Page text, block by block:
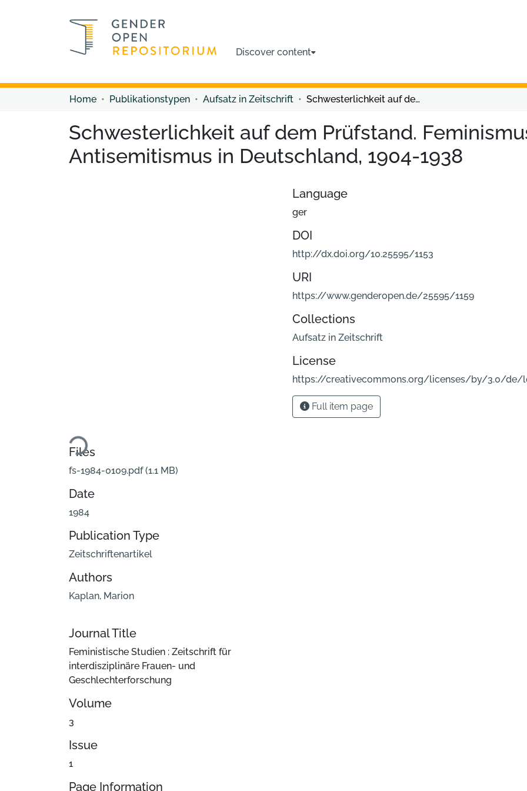
Discover content
Home Publikationstypen Aufsatz in Zeitschrift Schwesterlichkeit auf dem Prüfstand. Feminismus und Antisemitismus in Deutschland, 1904-1938
Schwesterlichkeit auf dem Prüfstand.
Antisemitismus in Deutschland, 1904-1938
Loading...
Files
fs-1984-0109.pdf(1.1 MB)
Date
1984
Publication Type
Zeitschriftenartikel
Authors
Kaplan, Marion
Journal Title
Feministische Studien : Zeitschrift für
interdisziplinäre Frauen- und
Geschlechterforschung
Volume
3
Issue
1
Page Information
Language
ger
DOI
http://dx.doi.org/10.25595/1153
URI
https://www.genderopen.de/25595/1159
Collections
Aufsatz in Zeitschrift
License
https://creativecommons.org/licenses/by/3.0/de/
Full item page